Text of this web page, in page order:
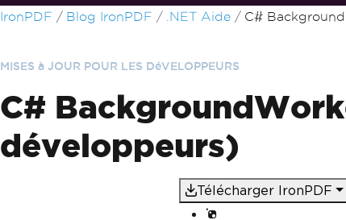
Passer au contenu du pied de page
IronPDF Blog IronPDF .NET Aide C#
MISES à JOUR POUR LES DéVELOPPEURS
C#
développeurs)
Télécharger IronPDF